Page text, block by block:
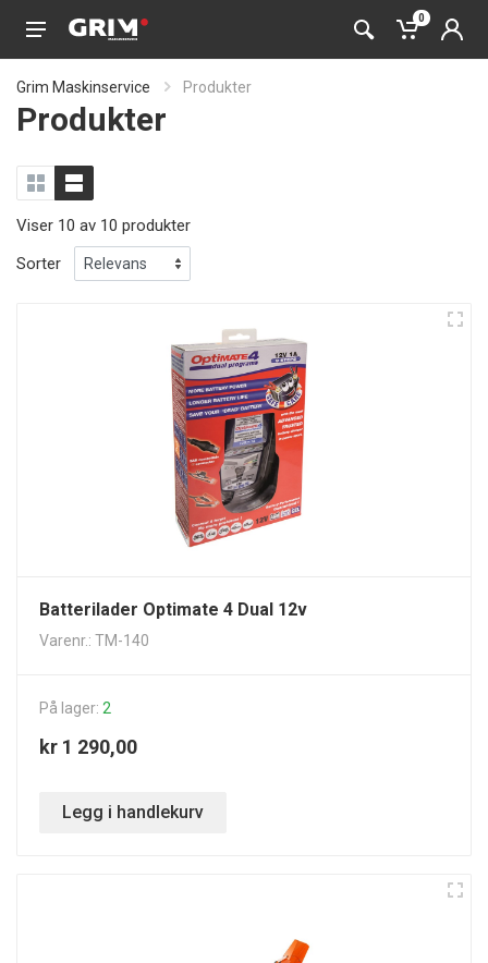
0
Grim Maskinservice Produkter
Produkter
Viser 10 av 10 produkter
Sorter
Batterilader Optimate 4 Dual 12v
Varenr.: TM-140
På lager: 2
kr 1 290,00
Legg i handlekurv